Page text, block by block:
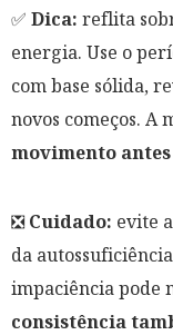
✅ Dica: reflita
energia. Use o
com base sólida,
novos começos. A
movimento
❎Cuidado: evite
da
impaciência pode
consistência